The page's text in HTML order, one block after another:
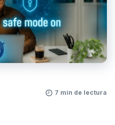
7 min de lectura